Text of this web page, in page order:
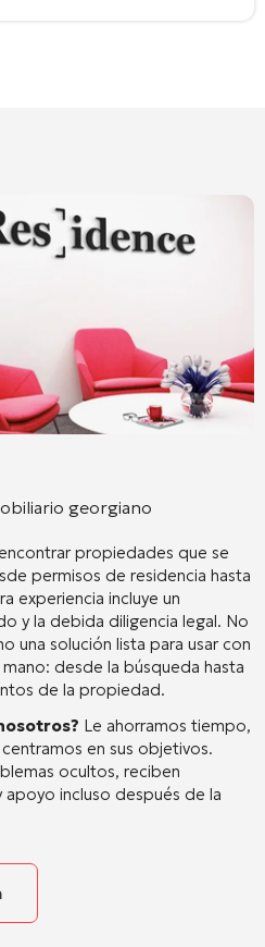
georgiano
propiedades que se
permisos de residencia hasta
experiencia incluye un
y la debida diligencia legal. No
una solución lista para usar con
desde la búsqueda hasta
de la propiedad.
Le ahorramos tiempo,
en sus objetivos.
ocultos, reciben
incluso después de la